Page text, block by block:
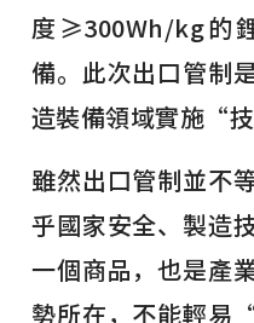
度≥300Wh/kg的
備。此次出口管制
造裝備領域實施“
雖然出口管制並不
乎國家安全、製造
一個商品，也是產
勢所在，不能輕